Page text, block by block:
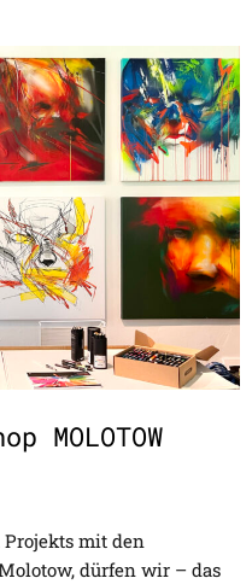
MOLOTOW
mit den
dürfen wir – das